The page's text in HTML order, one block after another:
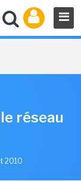
réseau
2010